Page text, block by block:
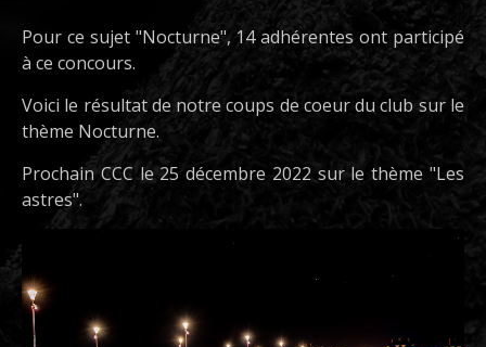
Pour ce sujet "Nocturne", 14 adhérentes ont participé
à ce concours.
Voici le résultat de notre coups de coeur du club sur le
thème Nocturne.
Prochain CCC le 25 décembre 2022 sur le thème "Les
astres".